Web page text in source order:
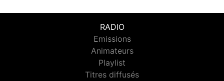
RADIO
Emissions
Animateurs
Playlist
Titres diffusés